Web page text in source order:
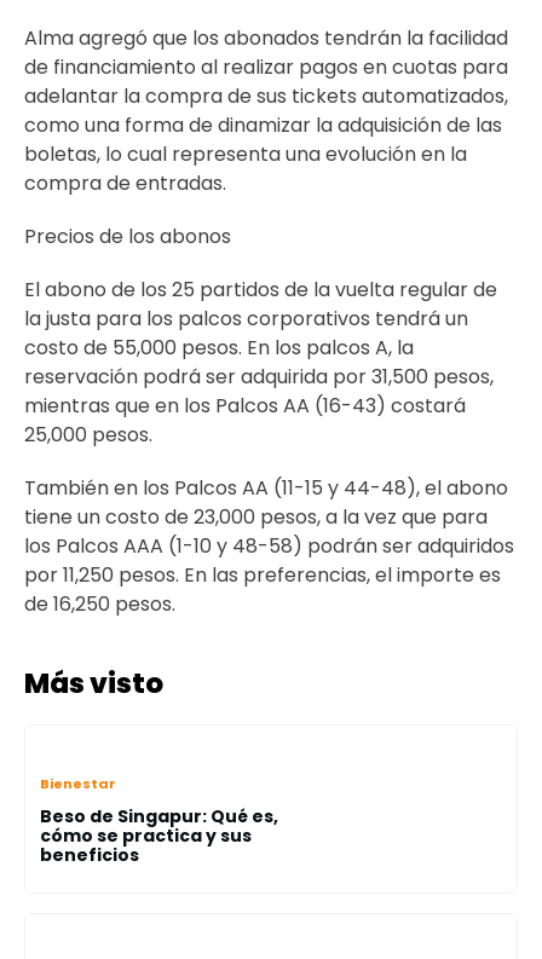
Alma agregó que los abonados tendrán la facilidad
de financiamiento al realizar pagos en cuotas para
adelantar la compra de sus tickets automatizados,
como una forma de dinamizar la adquisición de las
boletas, lo cual representa una evolución en la
compra de entradas.
Precios de los abonos
El abono de los 25 partidos de la vuelta regular de
la justa para los palcos corporativos tendrá un
costo de 55,000 pesos. En los palcos A, la
reservación podrá ser adquirida por 31,500 pesos,
mientras que en los Palcos AA (16-43) costará
25,000 pesos.
También en los Palcos AA (11-15 y 44-48), el abono
tiene un costo de 23,000 pesos, a la vez que para
los Palcos AAA (1-10 y 48-58) podrán ser adquiridos
por 11,250 pesos. En las preferencias, el importe es
de 16,250 pesos.
Más visto
Bienestar
Beso de Singapur: Qué es,
cómo se practica y sus
beneficios